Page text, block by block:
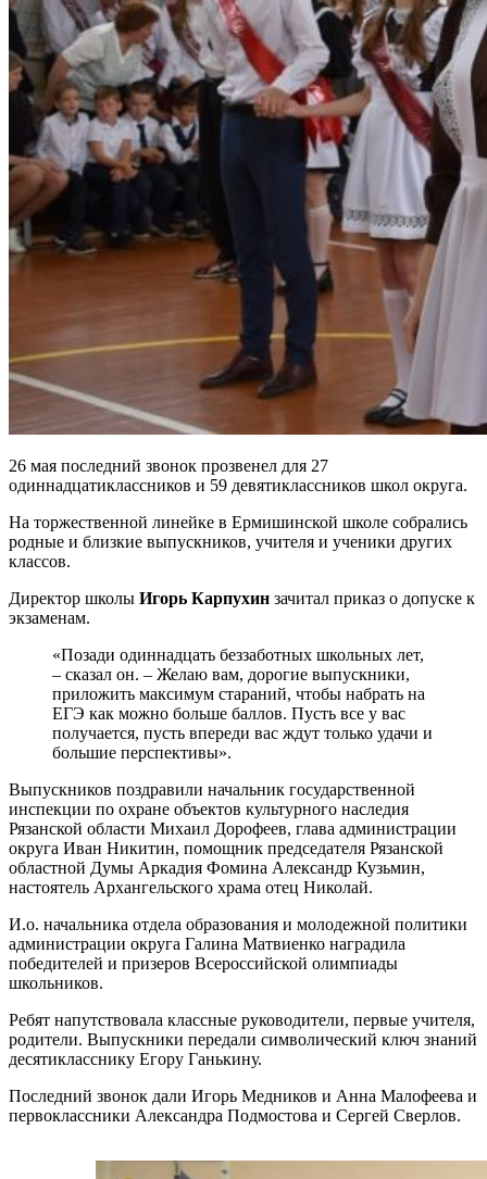
26 мая последний звонок прозвенел для 27
одиннадцатиклассников и 59 девятиклассников школ округа.
На торжественной линейке в Ермишинской школе собрались
родные и близкие выпускников, учителя и ученики других
классов.
Директор школы Игорь Карпухин зачитал приказ о допуске к
экзаменам.
«Позади одиннадцать беззаботных школьных лет,
– сказал он. – Желаю вам, дорогие выпускники,
приложить максимум стараний, чтобы набрать на
ЕГЭ как можно больше баллов. Пусть все у вас
получается, пусть впереди вас ждут только удачи и
большие перспективы».
Выпускников поздравили начальник государственной
инспекции по охране объектов культурного наследия
Рязанской области Михаил Дорофеев, глава администрации
округа Иван Никитин, помощник председателя Рязанской
областной Думы Аркадия Фомина Александр Кузьмин,
настоятель Архангельского храма отец Николай.
И.о. начальника отдела образования и молодежной политики
администрации округа Галина Матвиенко наградила
победителей и призеров Всероссийской олимпиады
школьников.
Ребят напутствовала классные руководители, первые учителя,
родители. Выпускники передали символический ключ знаний
десятикласснику Егору Ганькину.
Последний звонок дали Игорь Медников и Анна Малофеева и
первоклассники Александра Подмостова и Сергей Сверлов.